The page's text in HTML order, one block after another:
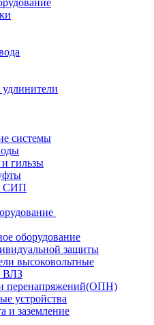
системы
гильзы
СИП
оборудование
защиты
высоковольтные
ВЛЗ
перенапряжений(ОПН)
устройства
и заземление